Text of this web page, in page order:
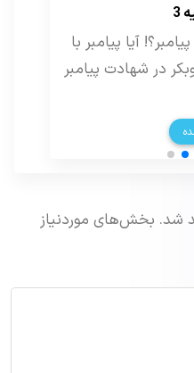
1
درباره لیلیت چه
در تورات چیست؟!
شد. بخش‌های موردنیاز